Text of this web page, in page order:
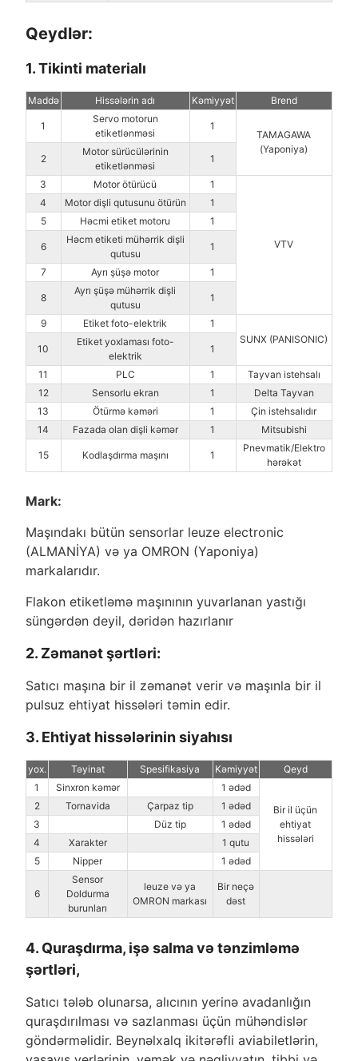
Qeydlər:
1. Tikinti materialı
Maddə Hissələrin adı Kəmiyyət Brend
1
Servo motorun
etiketlənməsi
1
TAMAGAWA
(Yaponiya)
2
Motor sürücülərinin
etiketlənməsi
1
3 Motor ötürücü 1
VTV
4 Motor dişli qutusunu ötürün
1
5
Həcmi etiket motoru 1
6
Həcm etiketi mühərrik dişli
qutusu
1
7 Ayrı şüşə motor 1
8
Ayrı şüşə mühərrik dişli
qutusu
1
9 Etiket foto-elektrik
1
SUNX (PANISONIC)
10
Etiket yoxlaması foto-
elektrik
1
11 PLC 1
Tayvan istehsalı
12
Sensorlu ekran 1
Delta Tayvan
13
Ötürmə kəməri 1
Çin istehsalıdır
14
Fazada olan dişli kəmər 1 Mitsubishi
15 Kodlaşdırma maşını 1
Pnevmatik/Elektro
hərəkət
Mark:
Maşındakı bütün sensorlar leuze electronic
(ALMANİYA) və ya OMRON (Yaponiya)
markalarıdır.
Flakon etiketləmə maşınının yuvarlanan yastığı
süngərdən deyil, dəridən hazırlanır
2. Zəmanət şərtləri:
Satıcı maşına bir il zəmanət verir və maşınla bir il
pulsuz ehtiyat hissələri təmin edir.
3. Ehtiyat hissələrinin siyahısı
yox. Təyinat Spesifikasiya Kəmiyyət
Qeyd
1
Sinxron kəmər
1 ədəd
Bir il üçün
ehtiyat
hissələri
2 Tornavida Çarpaz tip
1 ədəd
3
Düz tip
1 ədəd
4
Xarakter
1 qutu
5
Nipper 1 ədəd
6
Sensor
Doldurma
burunları
leuze və ya
OMRON markası
Bir neçə
dəst
4. Quraşdırma, işə salma və tənzimləmə
şərtləri,
Satıcı tələb olunarsa, alıcının yerinə avadanlığın
quraşdırılması və sazlanması üçün mühəndislər
göndərməlidir. Beynəlxalq ikitərəfli aviabiletlərin,